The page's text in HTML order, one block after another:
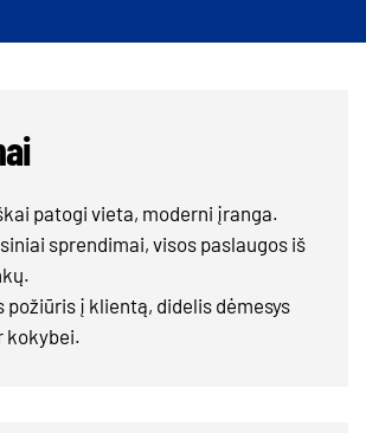
patogi vieta, moderni įranga.
sprendimai, visos paslaugos iš
požiūris į klientą, didelis dėmesys
kokybei.